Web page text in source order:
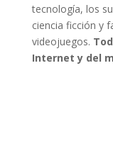
tecnología, los
ciencia ficción y
videojuegos.
Internet y del